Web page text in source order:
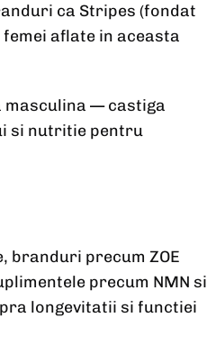
ca Stripes (fondat
aflate in aceasta
masculina — castiga
si nutritie pentru
branduri precum ZOE
precum NMN si
longevitatii si functiei